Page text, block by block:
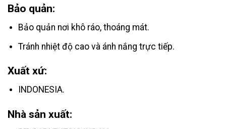
Bảo quản:
Bảo quản nơi khô ráo, thoáng mát.
Tránh nhiệt độ cao và ánh nắng trực tiếp.
Xuất xứ:
INDONESIA.
Nhà sản xuất: